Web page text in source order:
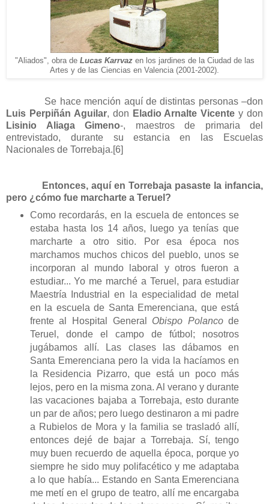
"Aliados", obra de Lucas Karrvazen los jardines de la Ciudad de las
Artes y de las Ciencias en Valencia (2001-2002).
Se hace mención aquí de distintas personas –don
Luis Perpiñán Aguilar, don Eladio Arnalte Vicente y don
Lisinio Aliaga Gimeno-, maestros de primaria del
entrevistado, durante su estancia en las Escuelas
Nacionales de Torrebaja.[6]
Entonces, aquí en Torrebaja pasaste la infancia,
pero ¿cómo fue marcharte a Teruel?
Como recordarás, en la escuela de entonces se
estaba hasta los 14 años, luego ya tenías que
marcharte a otro sitio. Por esa época nos
marchamos muchos chicos del pueblo, unos se
incorporan al mundo laboral y otros fueron a
estudiar... Yo me marché a Teruel, para estudiar
Maestría Industrial en la especialidad de metal
en la escuela de Santa Emerenciana, que está
frente al Hospital General Obispo Polancode
Teruel, donde el campo de fútbol; nosotros
jugábamos allí. Las clases las dábamos en
Santa Emerenciana pero la vida la hacíamos en
la Residencia Pizarro, que está un poco más
lejos, pero en la misma zona. Al verano y durante
las vacaciones bajaba a Torrebaja, esto durante
un par de años; pero luego destinaron a mi padre
a Rubielos de Mora y la familia se trasladó allí,
entonces dejé de bajar a Torrebaja. Sí, tengo
muy buen recuerdo de aquella época, porque yo
siempre he sido muy polifacético y me adaptaba
a lo que había... Estando en Santa Emerenciana
me metí en el grupo de teatro, allí me encargaba